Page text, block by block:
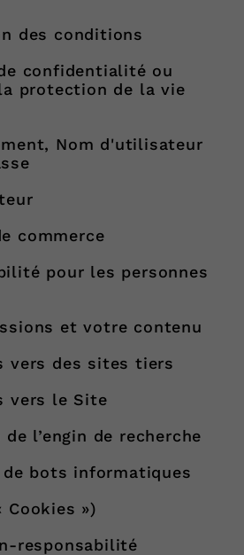
des conditions
confidentialité ou
protection de la vie
Nom d'utilisateur
commerce
pour les personnes
et votre contenu
vers des sites tiers
vers le Site
l’engin de recherche
bots informatiques
Cookies »)
responsabilité